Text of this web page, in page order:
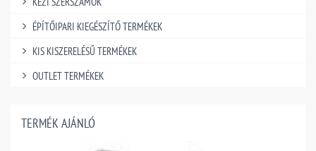
ÉPÍTŐIPARI KIEGÉSZÍTŐ TERMÉKEK
KIS KISZERELÉSŰ TERMÉKEK
OUTLET TERMÉKEK
TERMÉK AJÁNLÓ